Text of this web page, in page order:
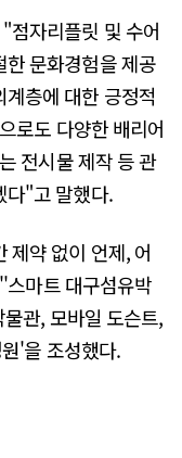
점자리플릿 및 수어
한 문화경험을 제공
층에 대한 긍정적
로도 다양한 배리어
전시물 제작 등 관
다"고 말했다.
제약 없이 언제, 어
스마트 대구섬유박
관, 모바일 도슨트,
'을 조성했다.